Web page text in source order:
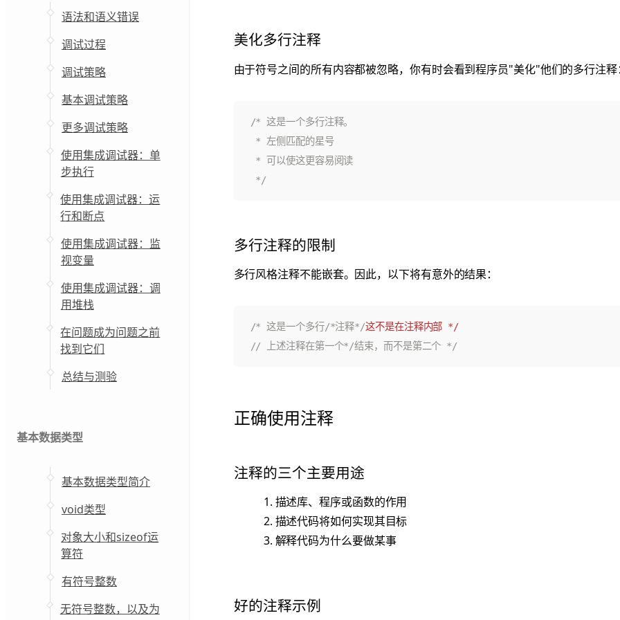
语法和语义错误
调试过程
调试策略
基本调试策略
更多调试策略
使用集成调试器：单
步执行
使用集成调试器：运
行和断点
使用集成调试器：监
视变量
使用集成调试器：调
用堆栈
在问题成为问题之前
找到它们
总结与测验
基本数据类型
基本数据类型简介
void类型
对象大小和sizeof运
算符
有符号整数
无符号整数，以及为
美化多行注释
由于符号之间的所有内容都被忽略，你有时会看到程序员"美化"他们的多行注释
* 左侧匹配的星号
*/
多行注释的限制
多行风格注释不能嵌套。因此，以下将有意外的结果：
/* 这是一个多行/*注释*/这不是在注释内部 */
正确使用注释
注释的三个主要用途
描述库、程序或函数的作用
描述代码将如何实现其目标
解释代码为什么要做某事
好的注释示例